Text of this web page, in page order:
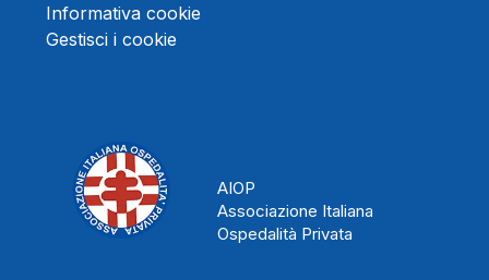
Informativa cookie
Gestisci i cookie
AIOP
Associazione Italiana
Ospedalità Privata